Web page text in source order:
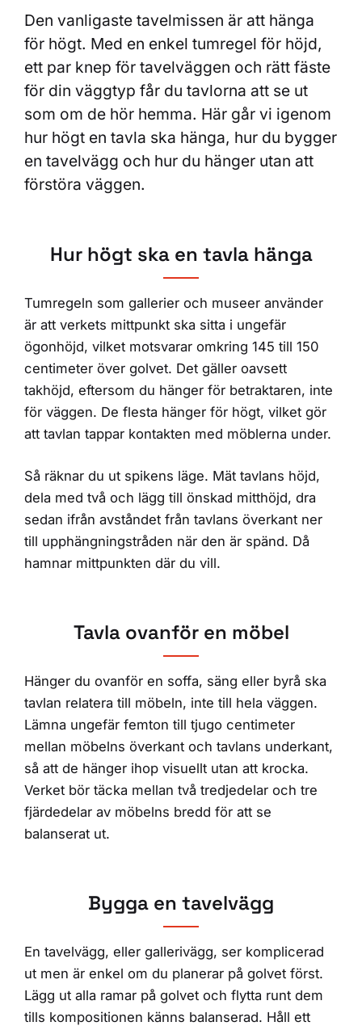
Den vanligaste tavelmissen är att hänga
för högt. Med en enkel tumregel för höjd,
ett par knep för tavelväggen och rätt fäste
för din väggtyp får du tavlorna att se ut
som om de hör hemma. Här går vi igenom
hur högt en tavla ska hänga, hur du bygger
en tavelvägg och hur du hänger utan att
förstöra väggen.
Hur högt ska en tavla hänga
Tumregeln som gallerier och museer använder
är att verkets mittpunkt ska sitta i ungefär
ögonhöjd, vilket motsvarar omkring 145 till 150
centimeter över golvet. Det gäller oavsett
takhöjd, eftersom du hänger för betraktaren, inte
för väggen. De flesta hänger för högt, vilket gör
att tavlan tappar kontakten med möblerna under.
Så räknar du ut spikens läge. Mät tavlans höjd,
dela med två och lägg till önskad mitthöjd, dra
sedan ifrån avståndet från tavlans överkant ner
till upphängningstråden när den är spänd. Då
hamnar mittpunkten där du vill.
Tavla ovanför en möbel
Hänger du ovanför en soffa, säng eller byrå ska
tavlan relatera till möbeln, inte till hela väggen.
Lämna ungefär femton till tjugo centimeter
mellan möbelns överkant och tavlans underkant,
så att de hänger ihop visuellt utan att krocka.
Verket bör täcka mellan två tredjedelar och tre
fjärdedelar av möbelns bredd för att se
balanserat ut.
Bygga en tavelvägg
En tavelvägg, eller gallerivägg, ser komplicerad
ut men är enkel om du planerar på golvet först.
Lägg ut alla ramar på golvet och flytta runt dem
tills kompositionen känns balanserad. Håll ett